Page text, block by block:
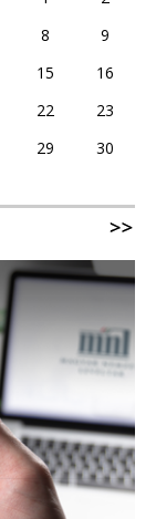
8
9
15
16
22
23
29
30